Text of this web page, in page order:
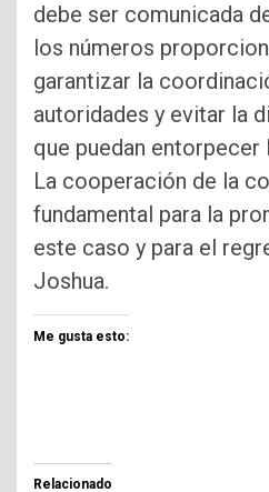
debe ser comunicada
los números
garantizar la
autoridades y evitar la
que puedan
La cooperación de la
fundamental para la
este caso y para el
Joshua.
Me gusta esto:
Relacionado